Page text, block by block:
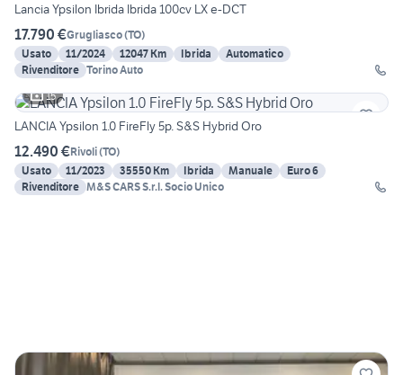
Lancia Ypsilon Ibrida Ibrida 100cv LX e-DCT
17.790 €Grugliasco(TO)
Usato
11/2024 12047 Km Ibrida
Automatico
Rivenditore Torino Auto
15
LANCIA Ypsilon 1.0 FireFly 5p. S&S Hybrid Oro
12.490 €Rivoli(TO)
Usato
11/2023 35550 Km Ibrida Manuale
Euro 6
Rivenditore M&S CARS S.r.l. Socio Unico